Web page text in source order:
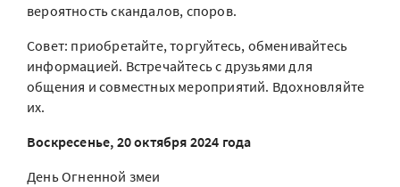
вероятность скандалов, споров.
Совет: приобретайте, торгуйтесь, обменивайтесь
информацией. Встречайтесь с друзьями для
общения и совместных мероприятий. Вдохновляйте
их.
Воскресенье, 20 октября 2024 года
День Огненной змеи